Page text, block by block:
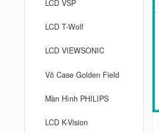
LCD VSP
LCD T-Wolf
LCD VIEWSONIC
Vỏ Case Golden Field
Màn Hình PHILIPS
LCD K-Vision